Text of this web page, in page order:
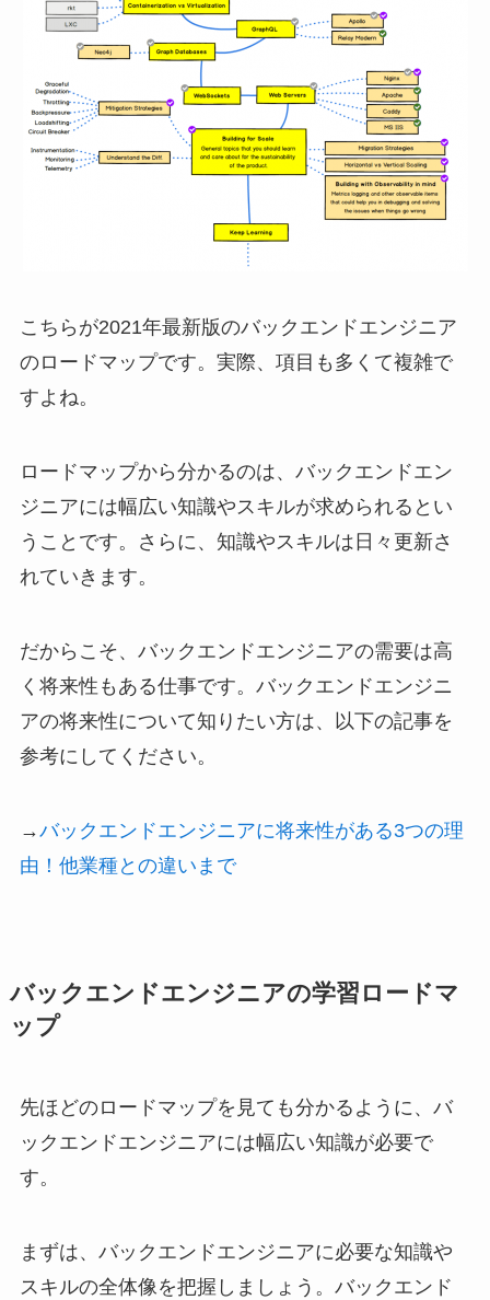
こちらが2021年最新版のバックエンドエンジニア
のロードマップです。実際、項目も多くて複雑で
すよね。
ロードマップから分かるのは、バックエンドエン
ジニアには幅広い知識やスキルが求められるとい
うことです。さらに、知識やスキルは日々更新さ
れていきます。
だからこそ、バックエンドエンジニアの需要は高
く将来性もある仕事です。バックエンドエンジニ
アの将来性について知りたい方は、以下の記事を
参考にしてください。
→バックエンドエンジニアに将来性がある3つの理
由！他業種との違いまで
バックエンドエンジニアの学習ロードマ
ップ
先ほどのロードマップを見ても分かるように、バ
ックエンドエンジニアには幅広い知識が必要で
す。
まずは、バックエンドエンジニアに必要な知識や
スキルの全体像を把握しましょう。バックエンド